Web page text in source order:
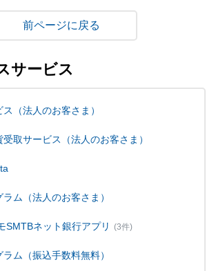
戻る
サービス
（法人のお客さま）
取サービス（法人のお客さま）
ム（法人のお客さま）
SMTBネット銀行アプリ (3件)
ム（振込手数料無料）